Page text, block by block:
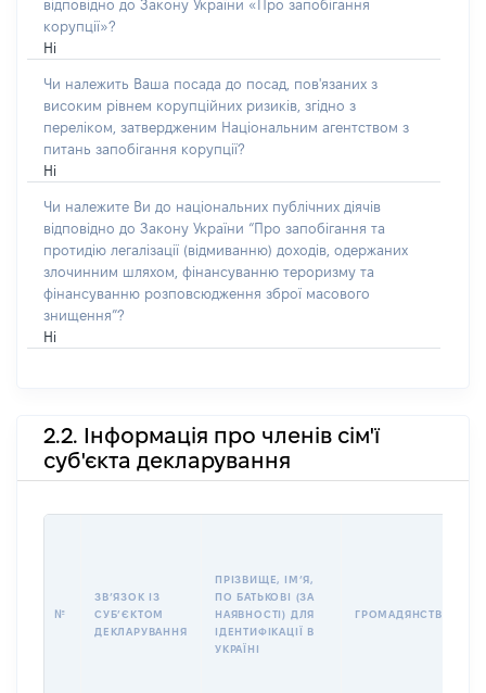
відповідно до Закону України «Про запобігання
корупції»?
Ні
Чи належить Ваша посада до посад, пов'язаних з
високим рівнем корупційних ризиків, згідно з
переліком, затвердженим Національним агентством з
питань запобігання корупції?
Ні
Чи належите Ви до національних публічних діячів
відповідно до Закону України “Про запобігання та
протидію легалізації (відмиванню) доходів, одержаних
злочинним шляхом, фінансуванню тероризму та
фінансуванню розповсюдження зброї масового
знищення”?
Ні
2.2. Інформація про членів сім'ї
суб'єкта декларування
№
ЗВʼЯЗОК ІЗ
СУБʼЄКТОМ
ДЕКЛАРУВАННЯ
ПРІЗВИЩЕ, ІМʼЯ,
ПО БАТЬКОВІ (ЗА
НАЯВНОСТІ) ДЛЯ
ІДЕНТИФІКАЦІЇ В
УКРАЇНІ
ГРОМАДЯНСТВО